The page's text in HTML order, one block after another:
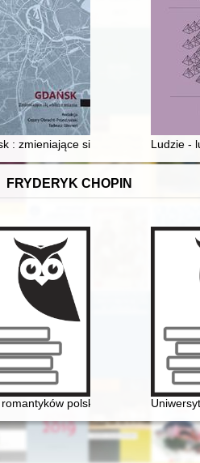
Przyjaciół Nauk". Poznań,
: zmieniające się oblicze miastaLudzie -
FRYDERYK CHOPIN
of National Martyrdom
polskich: Mickiewicz,